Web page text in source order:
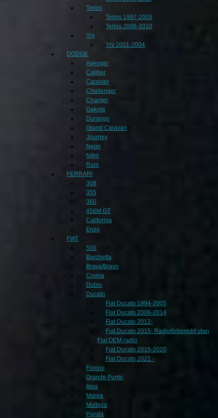
Terios
Terios 1997-2005
Terios 2006-2010
Yrv
Yrv 2001-2004
DODGE
Avenger
Caliber
Caravan
Challenger
Charger
Dakota
Durango
Grand Caravan
Journey
Neon
Nitro
Ram
FERRARI
308
355
360
456M GT
California
Enzo
FIAT
500
Barchetta
Brava/Bravo
Croma
Doblo
Ducato
Fiat Ducato 1994-2005
Fiat Ducato 2006-2014
Fiat Ducato 2012-
Fiat Ducato 2015- Radioförberedd utan
Fiat OEM-radio
Fiat Ducato 2015-2020
Fiat Ducato 2021 -
Fiorino
Grande Punto
Idea
Marea
Multipla
Panda